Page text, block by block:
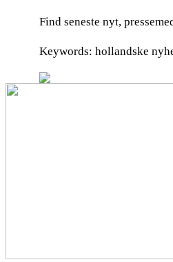
Find seneste nyt,
Keywords: hollandske